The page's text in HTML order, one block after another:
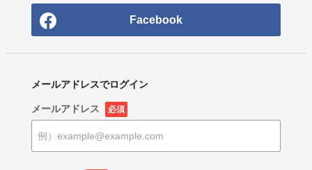
Facebook
メールアドレスでログイン
メールアドレス 必須